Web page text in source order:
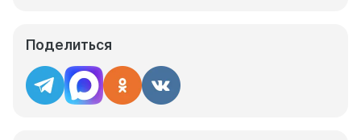
Поделиться